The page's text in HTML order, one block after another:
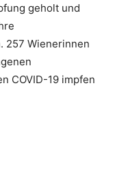
geholt und
257 Wienerinnen
COVID-19 impfen